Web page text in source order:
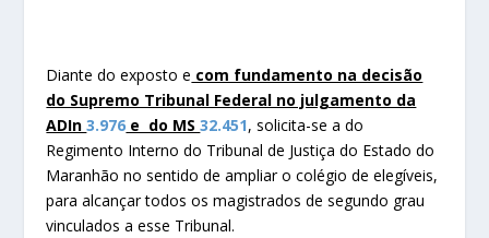
Diante do exposto e com fundamento na decisão
do Supremo Tribunal Federal no julgamento da
ADIn3.976 e do MS32.451, solicita-se a do
Regimento Interno do Tribunal de Justiça do Estado do
Maranhão no sentido de ampliar o colégio de elegíveis,
para alcançar todos os magistrados de segundo grau
vinculados a esse Tribunal.